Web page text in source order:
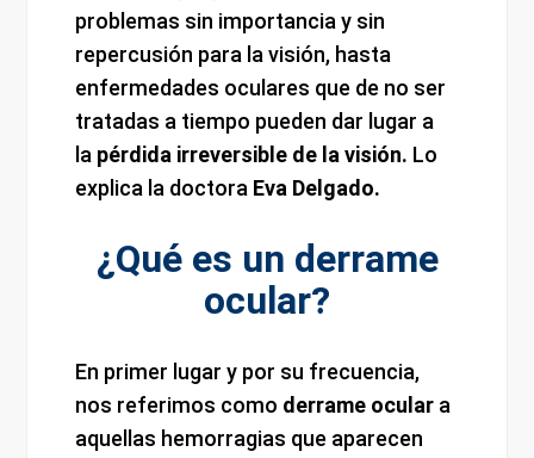
problemas sin importancia y sin
repercusión para la visión, hasta
enfermedades oculares que de no ser
tratadas a tiempo pueden dar lugar a
la pérdida irreversible de la visión. Lo
explica la doctora Eva Delgado.
¿Qué es un derrame
ocular?
En primer lugar y por su frecuencia,
nos referimos como derrame ocular a
aquellas hemorragias que aparecen